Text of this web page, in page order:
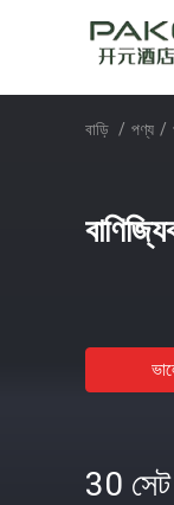
বাড়ি / পণ্য /
30 সেট